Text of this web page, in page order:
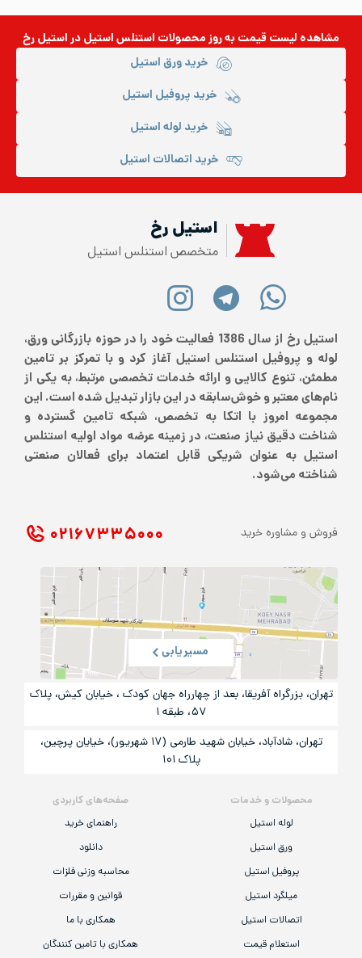
مشاهده لیست قیمت به روزمحصولات استنلس استیلدر استیل رخ
خرید ورق استیل
خرید پروفیل استیل
خرید لوله استیل
خرید اتصالات استیل
استیل رخ
متخصص استنلس استیل
استیل رخ از سال 1386 فعالیت خود را در حوزه بازرگانی ورق،
لوله و پروفیل استنلس استیل آغاز کرد و با تمرکز بر تامین
مطمئن، تنوع کالایی و ارائه خدمات تخصصی مرتبط، به یکی از
نام‌های معتبر و خوش‌سابقه در این بازار تبدیل شده است. این
مجموعه امروز با اتکا به تخصص، شبکه تامین گسترده و
شناخت دقیق نیاز صنعت، در زمینه عرضه مواد اولیه استنلس
استیل به عنوان شریکی قابل اعتماد برای فعالان صنعتی
شناخته می‌شود.
محصولات و خدمات
لوله استیل
ورق استیل
پروفیل استیل
میلگرد استیل
اتصالات استیل
استعلام قیمت
صفحه‌های کاربردی
راهنمای خرید
دانلود
محاسبه وزنی فلزات
قوانین و مقررات
همکاری با ما
همکاری با تامین کنندگان
فروش و مشاوره خرید ۰۲۱ ۶۷۳۳۵۰۰۰
مسیریابی
تهران، بزرگراه آفریقا، بعد از چهارراه جهان کودک ، خیابان کیش، پلاک
۵۷، طبقه ۱
تهران، شادآباد، خیابان شهید طارمی (۱۷ شهریور)، خیایان پرچین،
پلاک ۱۰۱